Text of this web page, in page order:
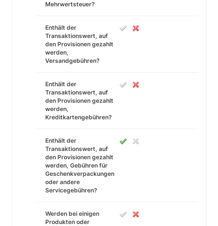
Mehrwertsteuer?
Enthält der
Transaktionswert, auf
den Provisionen gezahlt
werden,
Versandgebühren?
Enthält der
Transaktionswert, auf
den Provisionen gezahlt
werden,
Kreditkartengebühren?
Enthält der
Transaktionswert, auf
den Provisionen gezahlt
werden, Gebühren für
Geschenkverpackungen
oder andere
Servicegebühren?
Werden bei einigen
Produkten oder